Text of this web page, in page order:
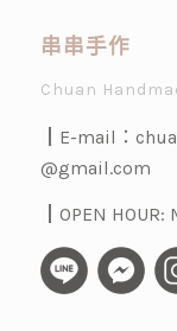
串串手作
Chuan
┃E-mail：
@gmail.com
┃OPEN